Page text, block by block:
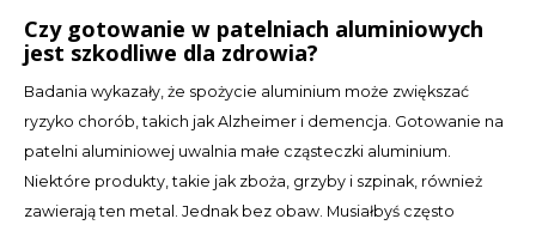
HUF
KRW
LVL
MYR
Czy gotowanie w patelniach aluminiowych
jest szkodliwe dla zdrowia?
Badania wykazały, że spożycie aluminium może zwiększać
ryzyko chorób, takich jak Alzheimer i demencja. Gotowanie na
patelni aluminiowej uwalnia małe cząsteczki aluminium.
Niektóre produkty, takie jak zboża, grzyby i szpinak, również
zawierają ten metal. Jednak bez obaw. Musiałbyś często